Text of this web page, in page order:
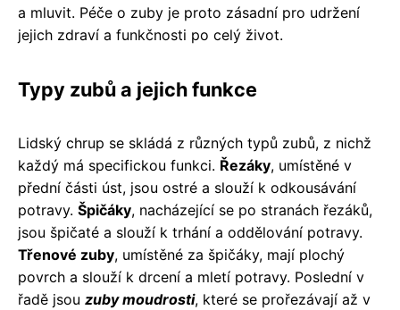
a mluvit. Péče o zuby je proto zásadní pro udržení
jejich zdraví a funkčnosti po celý život.
Typy zubů a jejich funkce
Lidský chrup se skládá z různých typů zubů, z nichž
každý má specifickou funkci. Řezáky, umístěné v
přední části úst, jsou ostré a slouží k odkousávání
potravy. Špičáky, nacházející se po stranách řezáků,
jsou špičaté a slouží k trhání a oddělování potravy.
Třenové zuby, umístěné za špičáky, mají plochý
povrch a slouží k drcení a mletí potravy. Poslední v
řadě jsou zuby moudrosti, které se prořezávají až v